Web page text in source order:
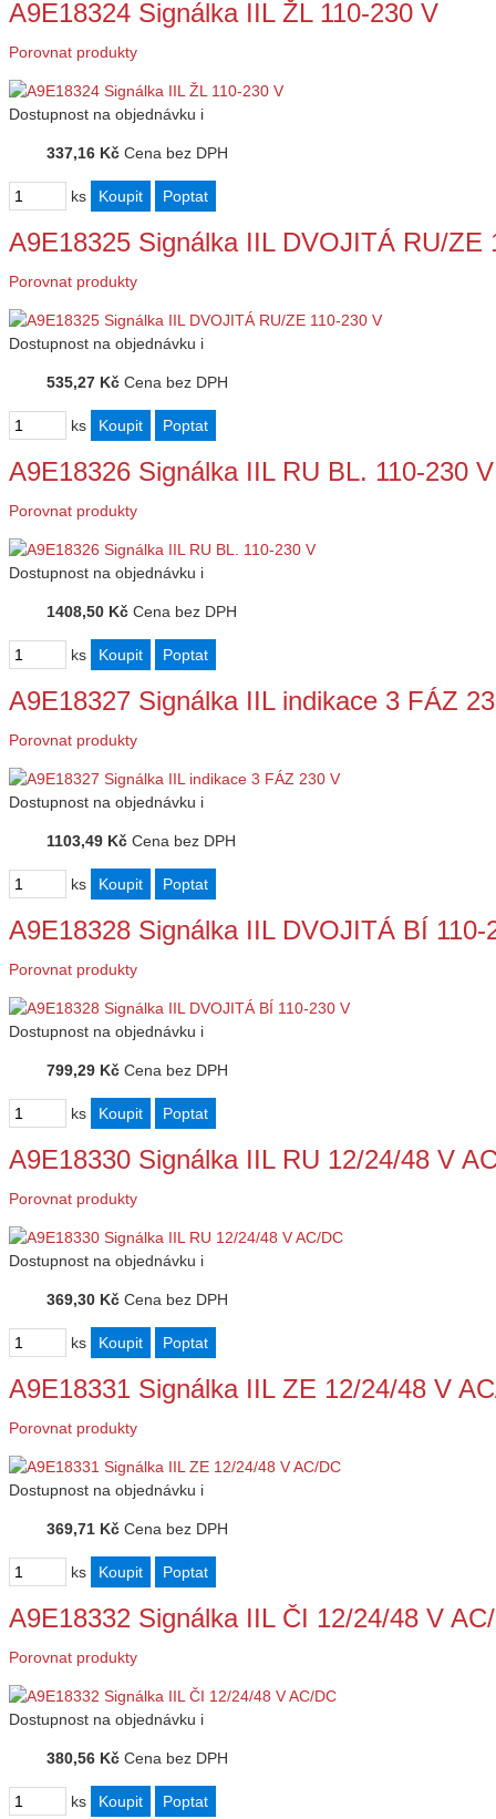
A9E18324 Signálka IIL ŽL 110-230 V
Porovnat produkty
Dostupnost na objednávku i
337,16 Kč Cena bez DPH
ks
A9E18325 Signálka IIL DVOJITÁ RU/ZE
Porovnat produkty
Dostupnost na objednávku i
535,27 Kč Cena bez DPH
ks
A9E18326 Signálka IIL RU BL. 110-230 V
Porovnat produkty
Dostupnost na objednávku i
1408,50 Kč Cena bez DPH
ks
A9E18327 Signálka IIL indikace 3 FÁZ
Porovnat produkty
Dostupnost na objednávku i
1103,49 Kč Cena bez DPH
ks
A9E18328 Signálka IIL DVOJITÁ BÍ 110-
Porovnat produkty
Dostupnost na objednávku i
799,29 Kč Cena bez DPH
ks
A9E18330 Signálka IIL RU 12/24/48 V
Porovnat produkty
Dostupnost na objednávku i
369,30 Kč Cena bez DPH
ks
A9E18331 Signálka IIL ZE 12/24/48 V
Porovnat produkty
Dostupnost na objednávku i
369,71 Kč Cena bez DPH
ks
A9E18332 Signálka IIL ČI 12/24/48 V
Porovnat produkty
Dostupnost na objednávku i
380,56 Kč Cena bez DPH
ks